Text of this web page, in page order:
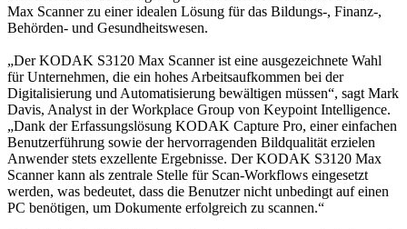
Max Scanner zu einer idealen Lösung für das Bildungs-, Finanz-,
Behörden- und Gesundheitswesen.
„Der KODAK S3120 Max Scanner ist eine ausgezeichnete Wahl
für Unternehmen, die ein hohes Arbeitsaufkommen bei der
Digitalisierung und Automatisierung bewältigen müssen“, sagt Mark
Davis, Analyst in der Workplace Group von Keypoint Intelligence.
„Dank der Erfassungslösung KODAK Capture Pro, einer einfachen
Benutzerführung sowie der hervorragenden Bildqualität erzielen
Anwender stets exzellente Ergebnisse. Der KODAK S3120 Max
Scanner kann als zentrale Stelle für Scan-Workflows eingesetzt
werden, was bedeutet, dass die Benutzer nicht unbedingt auf einen
PC benötigen, um Dokumente erfolgreich zu scannen.“